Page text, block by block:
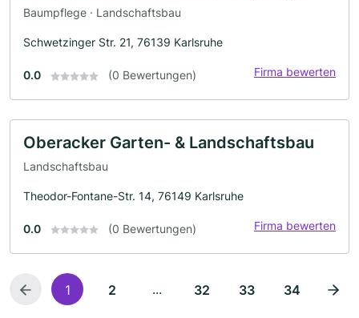
Baumpflege · Landschaftsbau
Schwetzinger Str. 21, 76139 Karlsruhe
0.0 (0 Bewertungen) Firma bewerten
Oberacker Garten- & Landschaftsbau
Landschaftsbau
Theodor-Fontane-Str. 14, 76149 Karlsruhe
0.0 (0 Bewertungen) Firma bewerten
1 2 ... 32 33 34